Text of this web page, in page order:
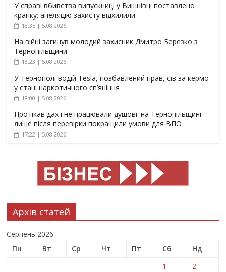
У справі вбивства випускниці у Вишнівці поставлено
крапку: апеляцію захисту відхилили
18:35 | 5.08.2026
На війні загинув молодий захисник Дмитро Березко з
Тернопільщини
18:23 | 5.08.2026
У Тернополі водій Tesla, позбавлений прав, сів за кермо
у стані наркотичного сп’яніння
18:00 | 5.08.2026
Протікав дах і не працювали душові: на Тернопільщині
лише після перевірки покращили умови для ВПО
17:22 | 5.08.2026
Архів статей
Серпень 2026
Пн
Вт Ср Чт Пт Сб
Нд
1
2